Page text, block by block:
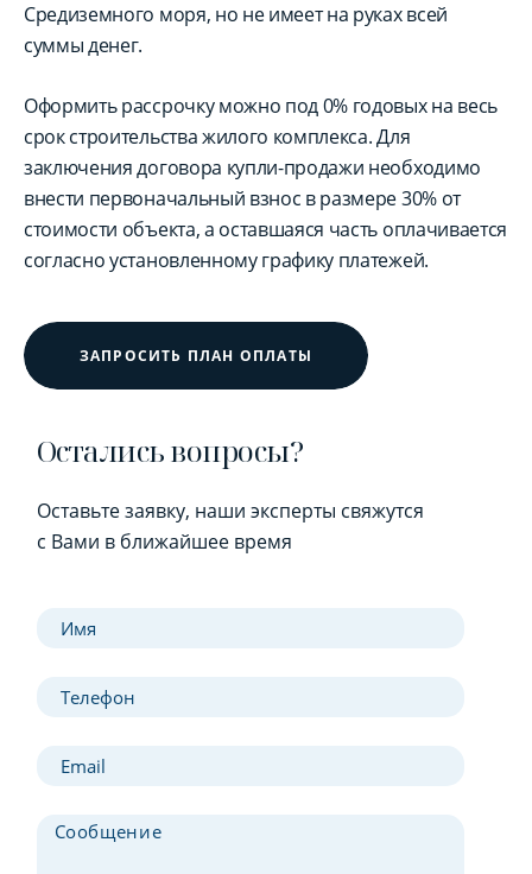
Средиземного моря, но не имеет на руках всей
суммы денег.
Оформить рассрочку можно под 0% годовых на весь
срок строительства жилого комплекса. Для
заключения договора купли-продажи необходимо
внести первоначальный взнос в размере 30% от
стоимости объекта, а оставшаяся часть оплачивается
согласно установленному графику платежей.
ЗАПРОСИТЬ ПЛАН ОПЛАТЫ
Остались вопросы?
Оставьте заявку, наши эксперты свяжутся
с Вами в ближайшее время